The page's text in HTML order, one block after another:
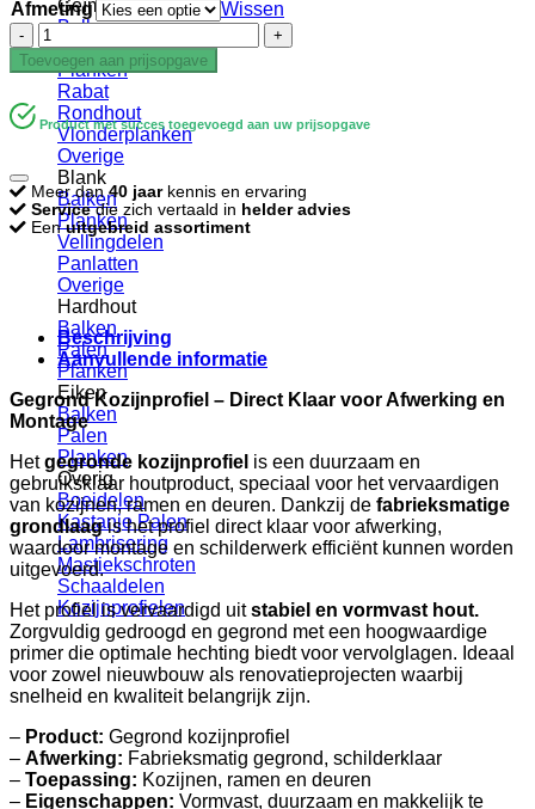
Geïmpregneerd
Balken
Palen
Planken
Rabat
Rondhout
Vlonderplanken
Overige
Blank
Balken
Planken
Vellingdelen
Panlatten
Overige
Hardhout
Balken
Palen
Planken
Eiken
Balken
Palen
Planken
Overig
Boeidelen
Kastanje Palen
Lambrisering
Mastiekschroten
Schaaldelen
Kozijnprofielen
Afmeting
Wissen
Meranti
kozijnprofiel
-
Gegrond
aantal
Toevoegen aan prijsopgave
Product met succes toegevoegd aan uw prijsopgave
Meer dan40 jaarkennis en ervaring
Servicedie zich vertaald in helder advies
Eenuitgebreid assortiment
Beschrijving
Aanvullende informatie
Gegrond Kozijnprofiel – Direct Klaar voor Afwerking en
Montage
Hetgegronde kozijnprofiel is een duurzaam en
gebruiksklaar houtproduct, speciaal voor het vervaardigen
van kozijnen, ramen en deuren. Dankzij de fabrieksmatige
grondlaagis het profiel direct klaar voor afwerking,
waardoor montage en schilderwerk efficiënt kunnen worden
uitgevoerd.
Het profiel is vervaardigd uitstabiel en vormvast hout.
Zorgvuldig gedroogd en gegrond met een hoogwaardige
primer die optimale hechting biedt voor vervolglagen. Ideaal
voor zowel nieuwbouw als renovatieprojecten waarbij
snelheid en kwaliteit belangrijk zijn.
– Product: Gegrond kozijnprofiel
– Afwerking: Fabrieksmatig gegrond, schilderklaar
– Toepassing: Kozijnen, ramen en deuren
– Eigenschappen: Vormvast, duurzaam en makkelijk te